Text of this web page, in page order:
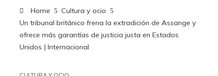
Home
Cultura y ocio
Un tribunal británico frena la extradición de Assange y
ofrece más garantías de justicia justa en Estados
Unidos | Internacional